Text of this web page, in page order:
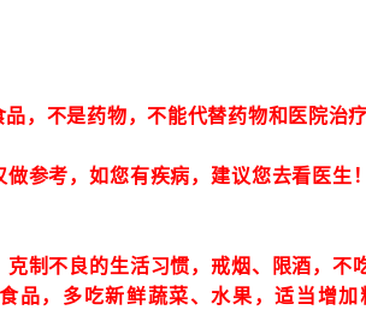
，不是药物，不能代替药物和医院治疗
参考，如您有疾病，建议您去看医生
制不良的生活习惯，戒烟、限酒，不
品，多吃新鲜蔬菜、水果，适当增